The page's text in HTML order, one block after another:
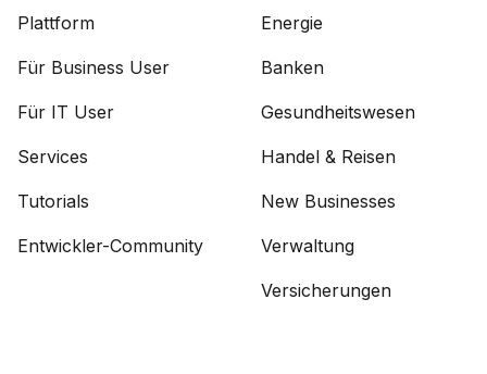
Plattform
Für Business User
Für IT User
Services
Tutorials
Entwickler-Community
Energie
Banken
Gesundheitswesen
Handel & Reisen
New Businesses
Verwaltung
Versicherungen